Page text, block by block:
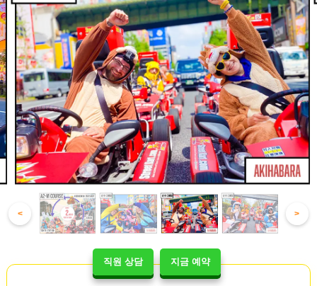
직원 상담 지금 예약
< >